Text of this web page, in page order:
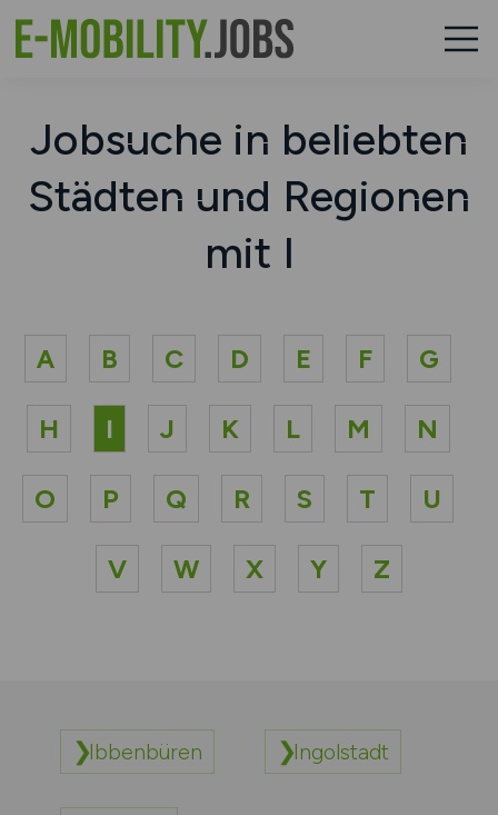
Jobsuche in beliebten
Städten und Regionen
mit I
A B C D E F G
H I J K L M N
O P Q R S T U
V W X Y Z
Ibbenbüren Ingolstadt